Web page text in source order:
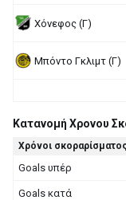
Χόνεφος (Γ)
Μπόντο Γκλιμτ (Γ)
Κατανομή Χρονου
Χρόνοι
Goals υπέρ
Goals κατά